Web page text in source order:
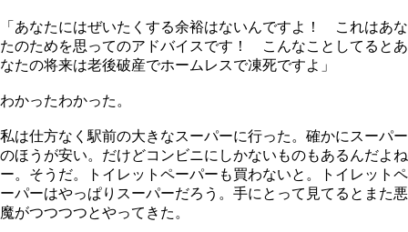
「あなたにはぜいたくする余裕はないんですよ！ これはあな
たのためを思ってのアドバイスです！ こんなことしてるとあ
なたの将来は老後破産でホームレスで凍死ですよ」
わかったわかった。
私は仕方なく駅前の大きなスーパーに行った。確かにスーパー
のほうが安い。だけどコンビニにしかないものもあるんだよね
ー。そうだ。トイレットペーパーも買わないと。トイレットペ
ーパーはやっぱりスーパーだろう。手にとって見てるとまた悪
魔がつつつつとやってきた。